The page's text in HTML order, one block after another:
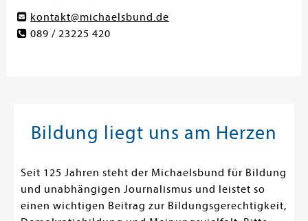
kontakt@michaelsbund.de
089 / 23225 420
Bildung liegt uns am Herzen
Seit 125 Jahren steht der Michaelsbund für Bildung
und unabhängigen Journalismus und leistet so
einen wichtigen Beitrag zur Bildungsgerechtigkeit,